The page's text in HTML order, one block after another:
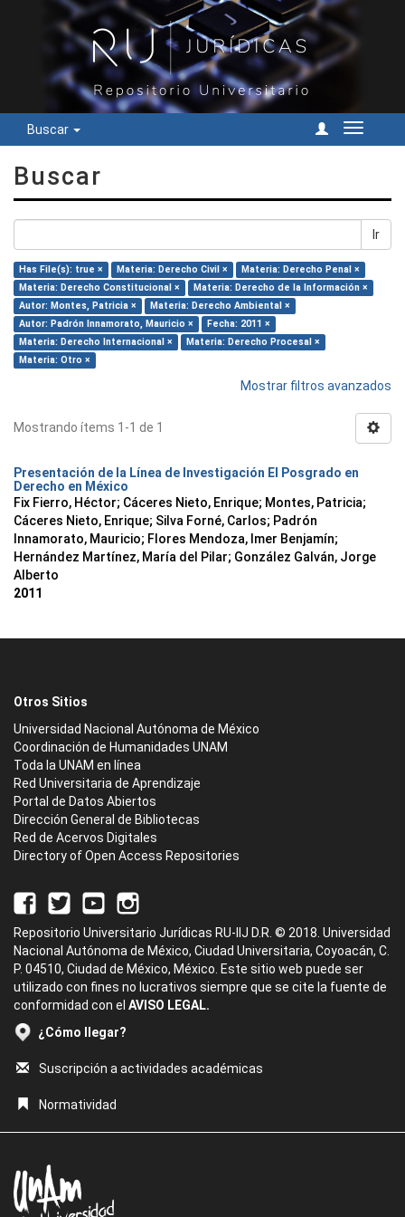
Buscar
Cambiar
Buscar
Ir
Has File(s): true × Materia: Derecho Civil ×
Materia: Derecho Penal ×
Materia: Derecho Constitucional ×
Materia: Derecho de la Información ×
Autor: Montes, Patricia ×
Materia: Derecho Ambiental ×
Autor: Padrón Innamorato, Mauricio ×
Fecha: 2011 ×
Materia: Derecho Internacional ×
Materia: Derecho Procesal ×
Materia: Otro ×
Mostrar filtros avanzados
Mostrando ítems 1-1 de 1
Presentación de la Línea de Investigación El Posgrado en
Derecho en México
Fix Fierro, Héctor; Cáceres Nieto, Enrique; Montes, Patricia;
Cáceres Nieto, Enrique; Silva Forné, Carlos; Padrón
Innamorato, Mauricio; Flores Mendoza, Imer Benjamín;
Hernández Martínez, María del Pilar; González Galván, Jorge
Alberto
2011
Otros Sitios
Universidad Nacional Autónoma de México
Coordinación de Humanidades UNAM
Toda la UNAM en línea
Red Universitaria de Aprendizaje
Portal de Datos Abiertos
Dirección General de Bibliotecas
Red de Acervos Digitales
Directory of Open Access Repositories
Repositorio Universitario Jurídicas RU-IIJ D.R. © 2018. Universidad
Nacional Autónoma de México, Ciudad Universitaria, Coyoacán, C.
P. 04510, Ciudad de México, México. Este sitio web puede ser
utilizado con fines no lucrativos siempre que se cite la fuente de
conformidad con el AVISO LEGAL.
¿Cómo llegar?
Suscripción a actividades académicas
Normatividad